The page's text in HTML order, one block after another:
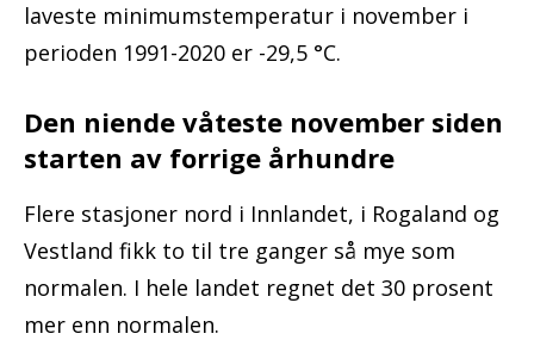
laveste minimumstemperatur i november i
perioden 1991-2020 er -29,5 °C.
Den niende våteste november siden
starten av forrige århundre
Flere stasjoner nord i Innlandet, i Rogaland og
Vestland fikk to til tre ganger så mye som
normalen. I hele landet regnet det 30 prosent
mer enn normalen.